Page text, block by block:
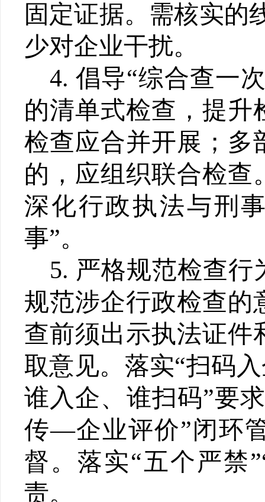
固定证据。需核实的
少对企业干扰。
4.倡导“综合查一
的清单式检查，提升
检查应合并开展；多
的，应组织联合检查
深化行政执法与刑
事”。
5. 严格规范检查行
规范涉企行政检查的
查前须出示执法证件
取意见。 落实“扫码
谁入企、谁扫码”要
传—企业评价”闭环
督。 落实“五个严禁
责。